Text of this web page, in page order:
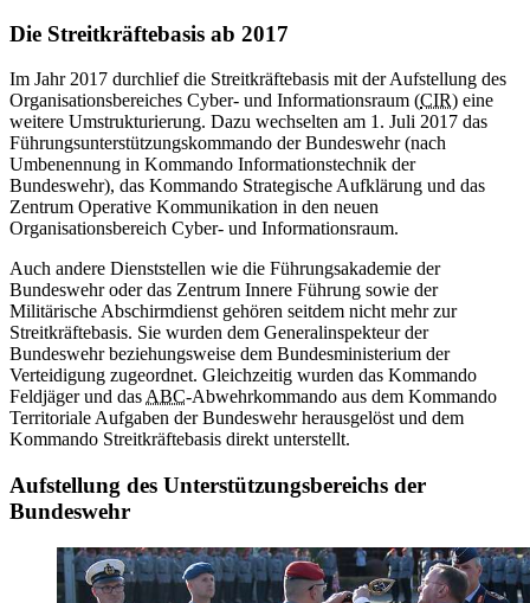
Die Streitkräftebasis ab 2017
Im Jahr 2017 durchlief die Streitkräftebasis mit der Aufstellung des
Organisationsbereiches Cyber- und Informationsraum (CIR) eine
weitere Umstrukturierung. Dazu wechselten am 1. Juli 2017 das
Führungsunterstützungskommando der Bundeswehr (nach
Umbenennung in Kommando Informationstechnik der
Bundeswehr), das Kommando Strategische Aufklärung und das
Zentrum Operative Kommunikation in den neuen
Organisationsbereich Cyber- und Informationsraum.
Auch andere Dienststellen wie die Führungsakademie der
Bundeswehr oder das Zentrum Innere Führung sowie der
Militärische Abschirmdienst gehören seitdem nicht mehr zur
Streitkräftebasis. Sie wurden dem Generalinspekteur der
Bundeswehr beziehungsweise dem Bundesministerium der
Verteidigung zugeordnet. Gleichzeitig wurden das Kommando
Feldjäger und dasABC-Abwehrkommando aus dem Kommando
Territoriale Aufgaben der Bundeswehr herausgelöst und dem
Kommando Streitkräftebasis direkt unterstellt.
Aufstellung des Unterstützungsbereichs der
Bundeswehr